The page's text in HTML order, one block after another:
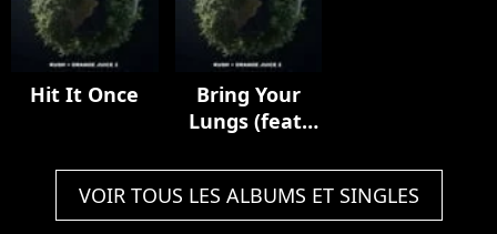
Hit It Once
Bring Your
Lungs (feat.
VOIR TOUS LES ALBUMS ET SINGLES